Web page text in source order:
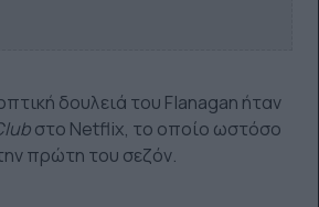
δουλειά του Flanagan ήταν
στο Netflix, το οποίο ωστόσο
πρώτη του σεζόν.